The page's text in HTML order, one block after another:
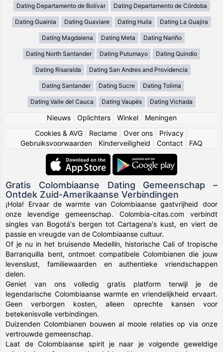
Dating Departamento de Bolívar Dating Departamento de Córdoba
Dating Guainia Dating Guaviare Dating Huila Dating La Guajira
Dating Magdalena Dating Meta Dating Nariño
Dating North Santander Dating Putumayo Dating Quindio
Dating Risaralda Dating San Andres and Providencia
Dating Santander Dating Sucre Dating Tolima
Dating Valle del Cauca Dating Vaupés Dating Vichada
Nieuws| Oplichters| Winkel| Meningen
Cookies & AVG
Reclame Over ons Privacy
Gebruiksvoorwaarden
Kinderveiligheid Contact FAQ
Gratis Colombiaanse Dating Gemeenschap –
Ontdek Zuid-Amerikaanse Verbindingen
¡Hola! Ervaar de warmte van Colombiaanse gastvrijheid door
onze levendige gemeenschap. Colombia-citas.com verbindt
singles van Bogotá's bergen tot Cartagena's kust, en viert de
passie en vreugde van de Colombiaanse cultuur.
Of je nu in het bruisende Medellín, historische Cali of tropische
Barranquilla bent, ontmoet compatibele Colombianen die jouw
levenslust, familiewaarden en authentieke vriendschappen
delen.
Geniet van ons volledig gratis platform terwijl je de
legendarische Colombiaanse warmte en vriendelijkheid ervaart.
Geen verborgen kosten, alleen oprechte kansen voor
betekenisvolle verbindingen.
Duizenden Colombianen bouwen al mooie relaties op via onze
vertrouwde gemeenschap.
Laat de Colombiaanse spirit je naar je volgende geweldige